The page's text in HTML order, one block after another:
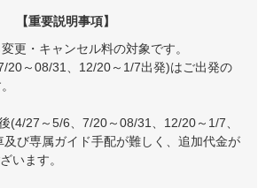
【重要説明事項】
更・キャンセル料の対象です。
20～08/31、12/20～1/7出発)はご出発の
(4/27～5/6、7/20～08/31、12/20～1/7、
び専属ガイド手配が難しく、追加代金が
います。